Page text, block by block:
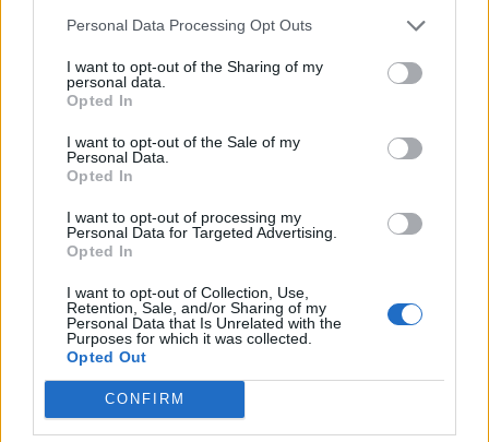
Personal Data Processing Opt Outs
I want to opt-out of the Sharing of my
personal data.
Opted In
I want to opt-out of the Sale of my
Personal Data.
Opted In
I want to opt-out of processing my
Personal Data for Targeted Advertising.
Opted In
I want to opt-out of Collection, Use,
Retention, Sale, and/or Sharing of my
Personal Data that Is Unrelated with the
Purposes for which it was collected.
Opted Out
CONFIRM
Shoji Meguro ospite di Music Legends: The World of
Gaming
04/04/2026